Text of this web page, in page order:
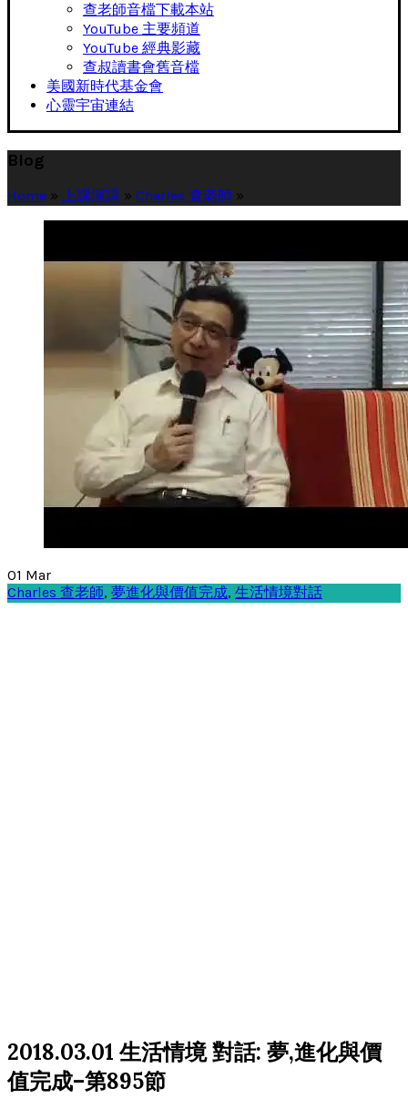
查老師音檔下載本站
YouTube 主要頻道
YouTube 經典影藏
查叔讀書會舊音檔
美國新時代基金會
心靈宇宙連結
Blog
Home » 上課演講 » Charles 查老師 »
01 Mar
Charles 查老師, 夢進化與價值完成, 生活情境對話
2018.03.01 生活情境 對話: 夢,進化與價
值完成–第895節